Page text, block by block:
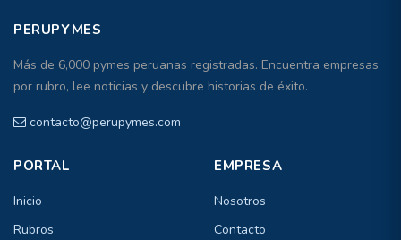
PERUPYMES
Más de 6,000 pymes peruanas registradas. Encuentra empresas
por rubro, lee noticias y descubre historias de éxito.
contacto@perupymes.com
PORTAL
Inicio
Rubros
EMPRESA
Nosotros
Contacto